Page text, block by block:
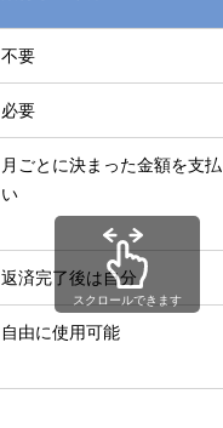
不要
必要
月ごとに決まった金額を支払
い
返済完了後は自分
自由に使用可能
スクロールできます